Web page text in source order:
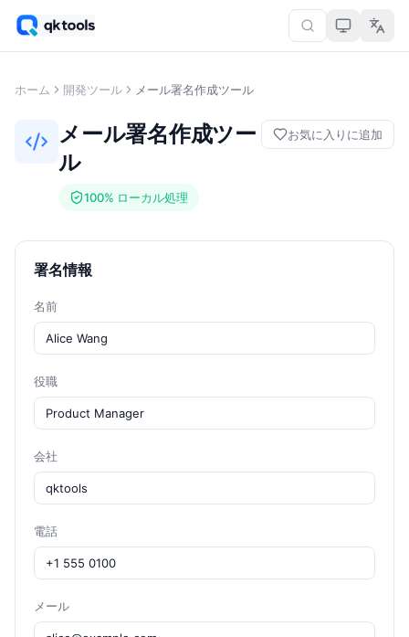
ホーム 開発ツール メール署名作成ツール
メール署名作成ツー
ル
100% ローカル処理
お気に入りに追加
署名情報
名前
役職
会社
電話
メール